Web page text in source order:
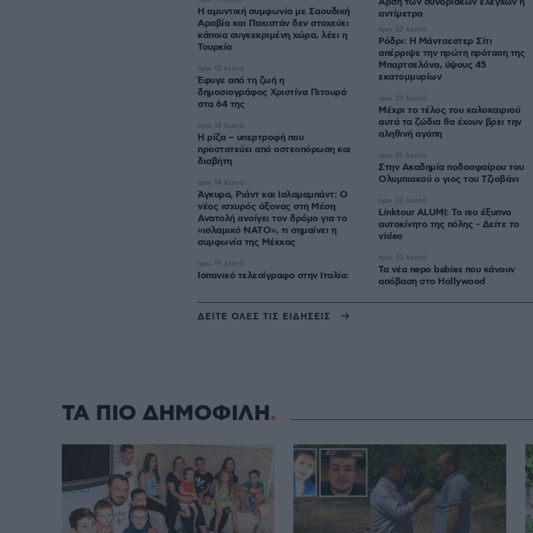
Η αμυντική συμφωνία με Σαουδική
Αραβία και Πακιστάν δεν στοχεύει
κάποια συγκεκριμένη χώρα, λέει η
Τουρκία
Έφυγε από τη ζωή η
δημοσιογράφος Χριστίνα Πιτουρά
στα 64 της
πριν 12 λεπτά
Η ρίζα – υπερτροφή που
προστατεύει από οστεοπόρωση και
διαβήτη
πριν 14 λεπτά
Άγκυρα, Ριάντ και Ισλαμαμπάντ: Ο
νέος ισχυρός άξονας στη Μέση
Ανατολή ανοίγει τον δρόμο για το
«ισλαμικό ΝΑΤΟ», τι σημαίνει η
συμφωνία της Μέκκας
πριν 14 λεπτά
Ισπανικό τελεσίγραφο στην Ιταλία:
αντίμετρα
πριν 19 λεπτά
Ρόδρι: Η Μάντσεστερ Σίτι
απέρριψε την πρώτη πρόταση της
Μπαρτσελόνα, ύψους 45
εκατομμυρίων
πριν 22 λεπτά
Μέχρι το τέλος του καλοκαιριού
αυτά τα ζώδια θα έχουν βρει την
αληθινή αγάπη
πριν 23 λεπτά
Στην Ακαδημία ποδοσφαίρου του
Ολυμπιακού ο γιος του Τζιοβάνι
πριν 25 λεπτά
Linktour ALUMI: Το πιο έξυπνο
αυτοκίνητο της πόλης - Δείτε το
video
πριν 33 λεπτά
Τα νέα nepo babies που κάνουν
απόβαση στο Hollywood
πριν 33 λεπτά
ΔΕΙΤΕ ΟΛΕΣ ΤΙΣ ΕΙΔΗΣΕΙΣ
ΤΑ ΠΙΟ ΔΗΜΟΦΙΛΗ